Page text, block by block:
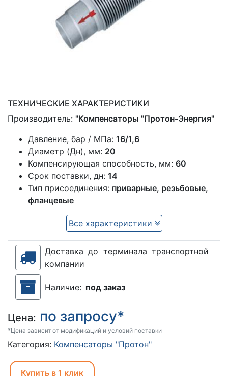
ТЕХНИЧЕСКИЕ ХАРАКТЕРИСТИКИ
Производитель: "Компенсаторы "Протон-Энергия"
Давление, бар / МПа: 16/1,6
Диаметр (Дн), мм: 20
Компенсирующая способность, мм: 60
Срок поставки, дн: 14
Тип присоединения: приварные, резьбовые,
фланцевые
Все характеристики
Доставка до терминала транспортной
компании
Наличие: под заказ
Цена: по запросу*
*Цена зависит от модификаций и условий поставки
Категория: Компенсаторы "Протон"
Купить в 1 клик